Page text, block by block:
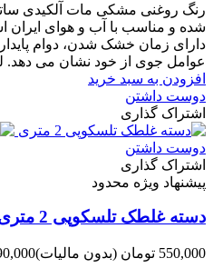
رنگ روغنی مشکی مات آلکیدی
شده و مناسب با آب و هوای
دارای زﻣﺎن ﺧﺸﮏ ﺷﺪن، دوام
ﻋﻮاﻣﻞ ﺟﻮی از ﺧﻮد ﻧﺸﺎن ﻣﯽ دﻫﺪ.
افزودن به سبد خرید
دوست داشتن
اشتراک گذاری
دوست داشتن
اشتراک گذاری
پیشنهاد ویژه محدود
دسته غلطک تلسکوپی 2 متری
550,000 تومان (بدون مالیات)590,000